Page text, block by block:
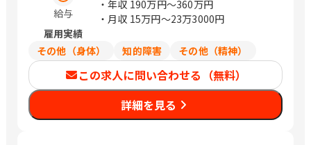
給与
・年収 190万円〜360万円
・月収 15万円〜23万3000円
雇用実績
その他（身体）
知的障害 その他（精神）
この求人に問い合わせる（無料）
詳細を見る